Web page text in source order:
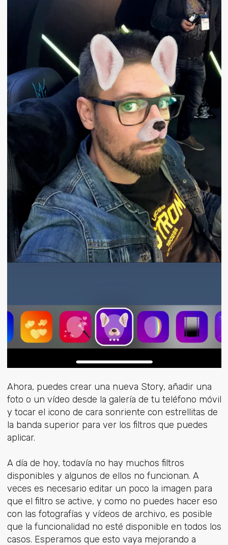
Ahora, puedes crear una nueva Story, añadir una
foto o un vídeo desde la galería de tu teléfono móvil
y tocar el icono de cara sonriente con estrellitas de
la banda superior para ver los filtros que puedes
aplicar.
A día de hoy, todavía no hay muchos filtros
disponibles y algunos de ellos no funcionan. A
veces es necesario editar un poco la imagen para
que el filtro se active, y como no puedes hacer eso
con las fotografías y vídeos de archivo, es posible
que la funcionalidad no esté disponible en todos los
casos. Esperamos que esto vaya mejorando a